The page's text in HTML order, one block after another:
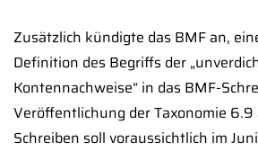
Zusätzlich kündigte das BMF an,
Definition des Begriffs der
Kontennachweise“ in das BMF-
Veröffentlichung der Taxonomie
Schreiben soll voraussichtlich im